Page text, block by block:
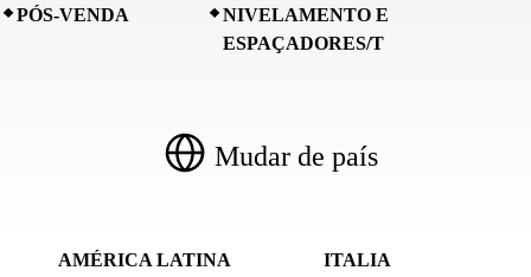
PÓS-VENDA
NIVELAMENTO E
ESPAÇADORES/T
Mudar de país
AMÉRICA LATINA
ITALIA